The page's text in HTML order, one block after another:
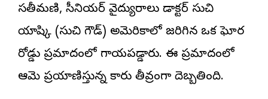
సతీమణి, సీనియర్ వైద్యురాలు డాక్టర్ సుచి
యాష్కి (సుచి గౌడ్) అమెరికాలో జరిగిన ఒక ఘోర
రోడ్డు ప్రమాదంలో గాయపడ్డారు. ఈ ప్రమాదంలో
ఆమె ప్రయాణిస్తున్న కారు తీవ్రంగా దెబ్బతింది.